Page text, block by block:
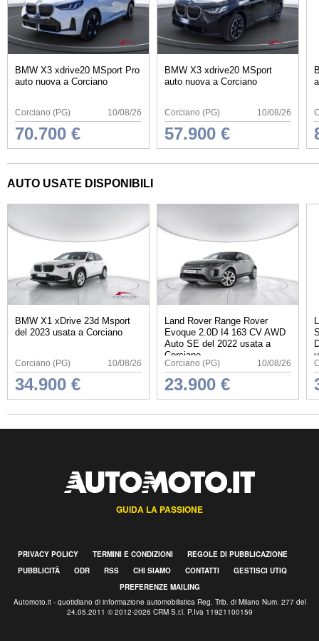
BMW X3 xdrive20 MSport Pro
auto nuova a Corciano
Corciano (PG) 10/08/26
70.700 €
BMW X3 xdrive20 MSport
auto nuova a Corciano
Corciano (PG) 10/08/26
57.900 €
AUTO USATE DISPONIBILI
BMW X1 xDrive 23d Msport
del 2023 usata a Corciano
Corciano (PG) 10/08/26
34.900 €
Land Rover Range Rover
Evoque 2.0D I4 163 CV AWD
Auto SE del 2022 usata a
Corciano
Corciano (PG) 10/08/26
23.900 €
GUIDA LA PASSIONE
PRIVACY POLICY TERMINI E CONDIZIONI
REGOLE DI PUBBLICAZIONE
PUBBLICITÀ
ODR RSS CHI SIAMO CONTATTI
GESTISCI UTIQ
PREFERENZE MAILING
Automoto.it - quotidiano di informazione automobilistica Reg. Trib. di Milano Num. 277 del
24.05.2011 © 2012-2026 CRM S.r.l. P.Iva 11921100159